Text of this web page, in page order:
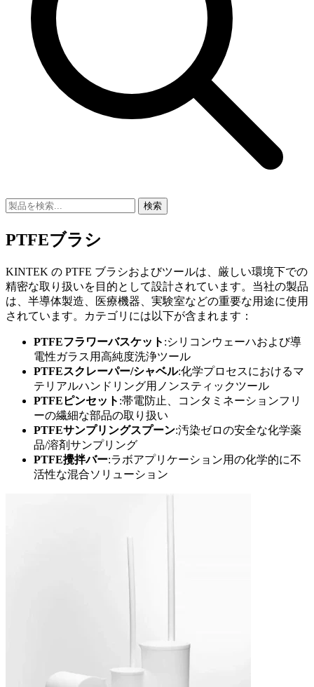
検索
PTFEブラシ
KINTEK の PTFE ブラシおよびツールは、厳しい環境下での
精密な取り扱いを目的として設計されています。当社の製品
は、半導体製造、医療機器、実験室などの重要な用途に使用
されています。カテゴリには以下が含まれます：
PTFEフラワーバスケット :シリコンウェーハおよび導
電性ガラス用高純度洗浄ツール
PTFEスクレーパー/シャベル:化学プロセスにおけるマ
テリアルハンドリング用ノンスティックツール
PTFEピンセット :帯電防止、コンタミネーションフリ
ーの繊細な部品の取り扱い
PTFEサンプリングスプーン:汚染ゼロの安全な化学薬
品/溶剤サンプリング
PTFE攪拌バー:ラボアプリケーション用の化学的に不
活性な混合ソリューション